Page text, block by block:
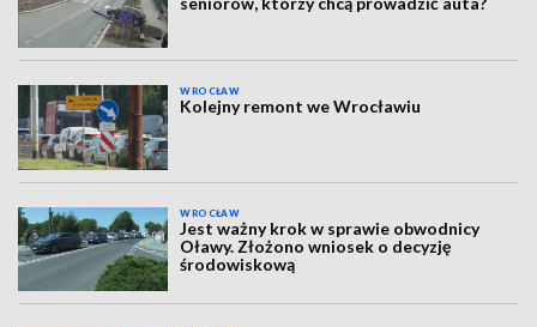
WROCŁAW
Kolejny remont we Wrocławiu
WROCŁAW
Jest ważny krok w sprawie obwodnicy
Oławy. Złożono wniosek o decyzję
środowiskową